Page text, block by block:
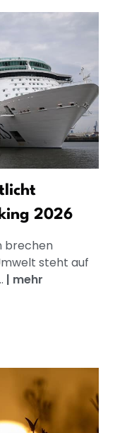
2026
brechen
steht auf
| mehr